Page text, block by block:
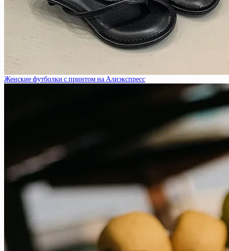
Женские футболки с принтом на Алиэкспресс